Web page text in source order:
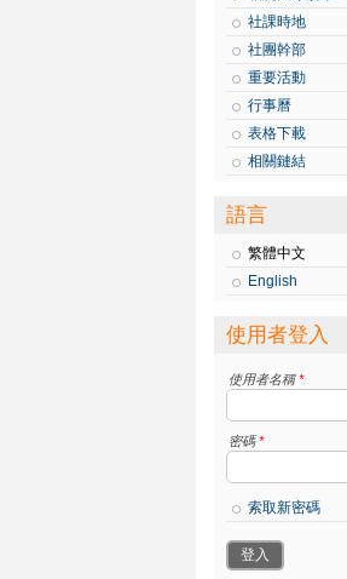
社課時地
社團幹部
重要活動
行事曆
表格下載
相關鏈結
語言
繁體中文
English
使用者登入
使用者名稱*
密碼*
索取新密碼